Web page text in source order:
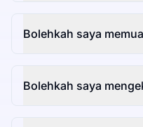
Bolehkah saya
Bolehkah saya